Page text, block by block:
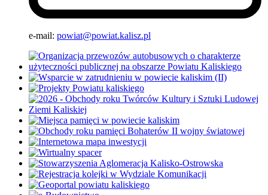
e-mail: powiat@powiat.kalisz.pl